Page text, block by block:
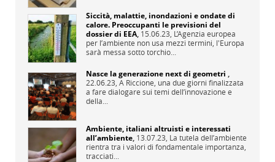
Siccità, malattie, inondazioni e ondate di
calore. Preoccupanti le previsioni del
dossier di EEA, 15.06.23, L’Agenzia europea
per l’ambiente non usa mezzi termini, l'Europa
sarà messa sotto torchio...
Nasce la generazione next di geometri ,
22.06.23, A Riccione, una due giorni finalizzata
a fare dialogare sui temi dell’innovazione e
della...
Ambiente, italiani altruisti e interessati
all’ambiente, 13.07.23, La tutela dell’ambiente
rientra tra i valori di fondamentale importanza,
tracciati...